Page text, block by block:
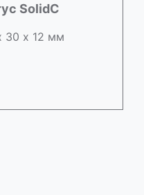
SolidC
30 х 12 мм